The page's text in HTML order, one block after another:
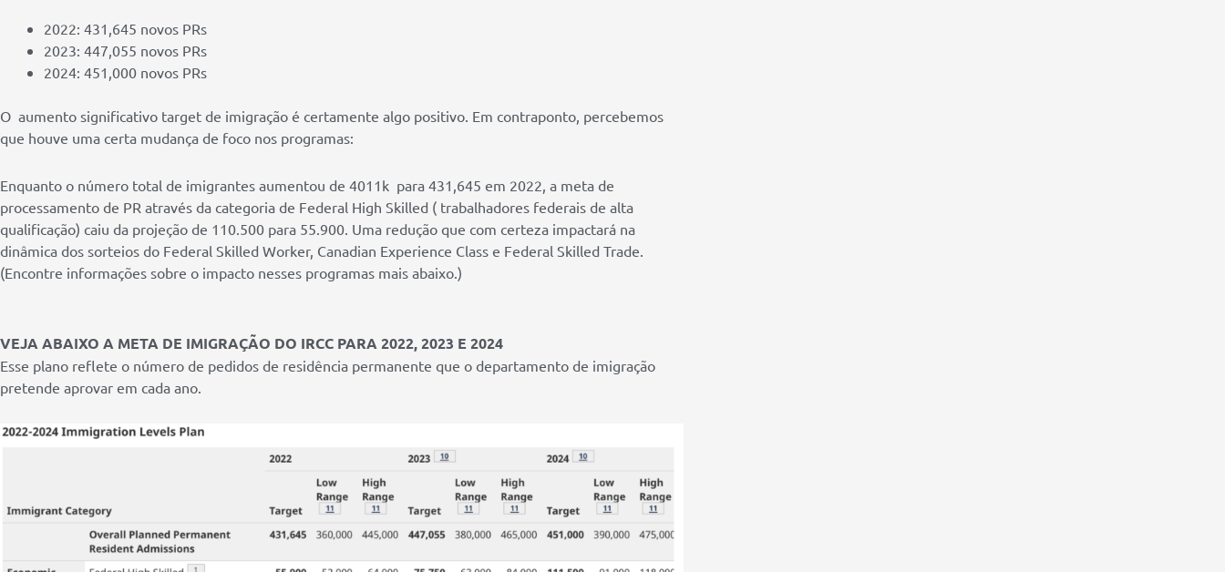
2022: 431,645 novos PRs
2023: 447,055 novos PRs
2024: 451,000 novos PRs
O aumento significativo target de imigração é certamente algo positivo. Em contraponto, percebemos
que houve uma certa mudança de foco nos programas:
Enquanto o número total de imigrantes aumentou de 4011k para 431,645 em 2022, a meta de
processamento de PR através da categoria de Federal High Skilled ( trabalhadores federais de alta
qualificação) caiu da projeção de 110.500 para 55.900. Uma redução que com certeza impactará na
dinâmica dos sorteios do Federal Skilled Worker, Canadian Experience Class e Federal Skilled Trade.
(Encontre informações sobre o impacto nesses programas mais abaixo.)
VEJA ABAIXO A META DE IMIGRAÇÃO DO IRCC PARA 2022, 2023 E 2024
Esse plano reflete o número de pedidos de residência permanente que o departamento de imigração
pretende aprovar em cada ano.